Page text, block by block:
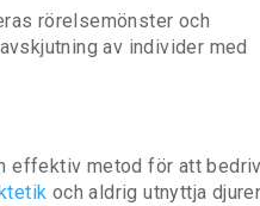
rörelsemönster och
av individer med
effektiv metod för att
och aldrig utnyttja